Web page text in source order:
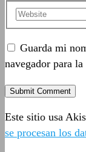
Guarda mi
navegador para
Este sitio usa
se procesan los